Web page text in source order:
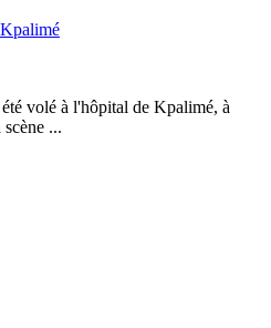
volé à l'hôpital de Kpalimé, à
...